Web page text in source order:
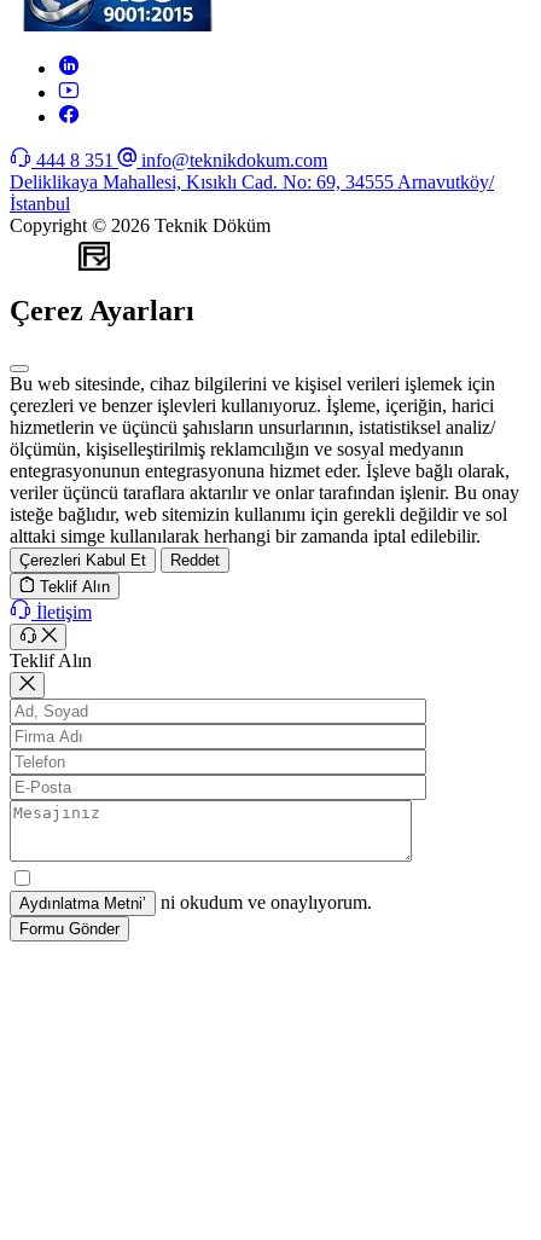
444 8 351
info@teknikdokum.com
Deliklikaya Mahallesi, Kısıklı Cad. No: 69, 34555 Arnavutköy/
İstanbul
Copyright © 2026 Teknik Döküm
Çerez Ayarları
Bu web sitesinde, cihaz bilgilerini ve kişisel verileri işlemek için
çerezleri ve benzer işlevleri kullanıyoruz. İşleme, içeriğin, harici
hizmetlerin ve üçüncü şahısların unsurlarının, istatistiksel analiz/
ölçümün, kişiselleştirilmiş reklamcılığın ve sosyal medyanın
entegrasyonunun entegrasyonuna hizmet eder. İşleve bağlı olarak,
veriler üçüncü taraflara aktarılır ve onlar tarafından işlenir. Bu onay
isteğe bağlıdır, web sitemizin kullanımı için gerekli değildir ve sol
alttaki simge kullanılarak herhangi bir zamanda iptal edilebilir.
Çerezleri Kabul Et
Reddet
Teklif Alın
İletişim
Teklif Alın
ni okudum ve onaylıyorum.
Formu Gönder